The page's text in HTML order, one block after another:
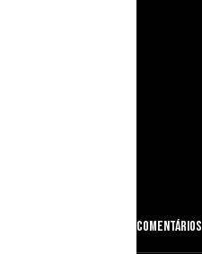
Comentários